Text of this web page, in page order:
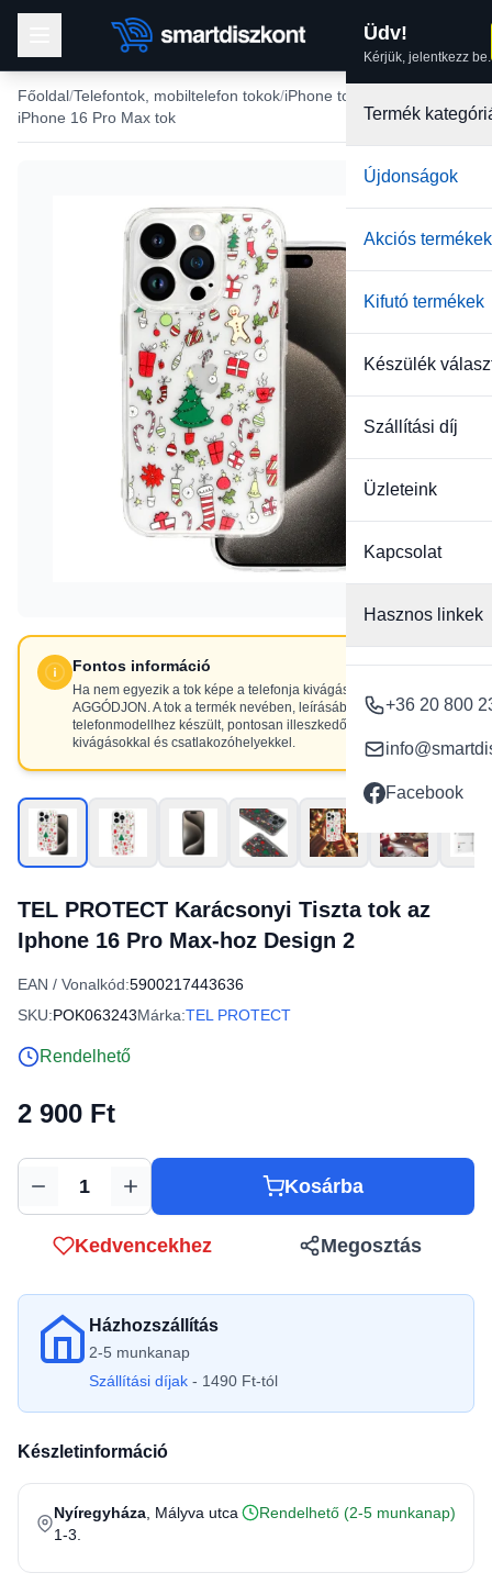
Üdv!
Kérjük, jelentkezz be.
Termék
Újdonságok
Akciós termékek
Kifutó termékek
Készülék
Szállítási díj
Üzleteink
Kapcsolat
Hasznos linkek
+36 20 800
Facebook
Főoldal Telefontok, mobiltelefon tokok iPhone tokok
iPhone 16 Pro Max tok
Fontos információ
Ha nem egyezik a tok képe a telefonja kivágásaival, NE
AGGÓDJON. A tok a termék nevében, leírásában szereplő
telefonmodellhez készült, pontosan illeszkedő
kivágásokkal és csatlakozóhelyekkel.
TEL PROTECT Karácsonyi Tiszta tok az
Iphone 16 Pro Max-hoz Design 2
EAN / Vonalkód:5900217443636
SKU:POK063243Márka:TEL PROTECT
Rendelhető
2 900 Ft
Mennyiség Kosárba
Kedvencekhez Megosztás
Házhozszállítás
2-5 munkanap
Szállítási díjak - 1490 Ft-tól
Készletinformáció
Nyíregyháza , Mályva utca
1-3.
Rendelhető (2-5 munkanap)